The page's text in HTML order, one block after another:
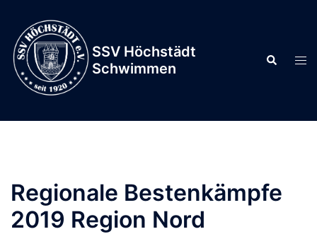
Inhalt
springen
SSV Höchstädt
Schwimmen
Suche
Regionale Bestenkämpfe
2019 Region Nord